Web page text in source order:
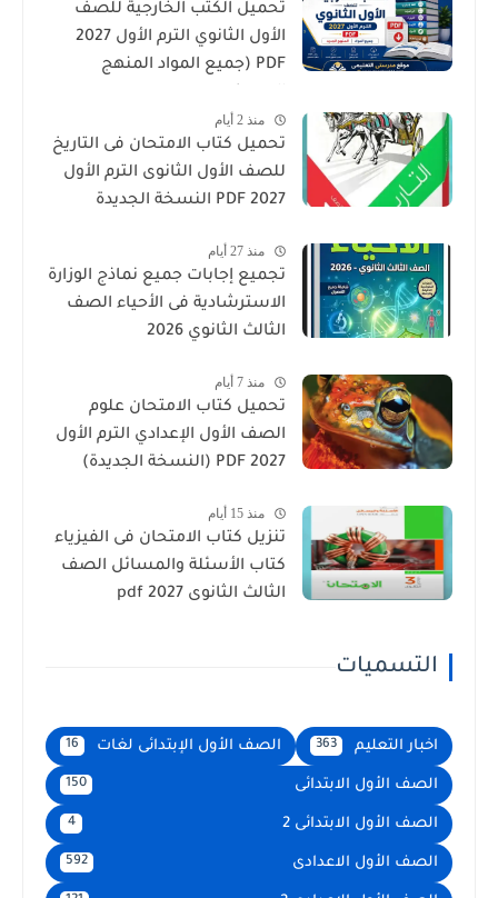
تحميل الكتب الخارجية للصف
الأول الثانوي الترم الأول 2027
PDF (جميع المواد المنهج
منذ 2 أيام
تحميل كتاب الامتحان فى التاريخ
للصف الأول الثانوى الترم الأول
2027 PDF النسخة الجديدة
منذ 27 أيام
تجميع إجابات جميع نماذج الوزارة
الاسترشادية فى الأحياء الصف
الثالث الثانوي 2026
منذ 7 أيام
تحميل كتاب الامتحان علوم
الصف الأول الإعدادي الترم الأول
2027 PDF (النسخة الجديدة)
منذ 15 أيام
تنزيل كتاب الامتحان فى الفيزياء
كتاب الأسئلة والمسائل الصف
الثالث الثانوى 2027 pdf
التسميات
اخبار التعليم 363 الصف الأول الإبتدائى لغات 16
الصف الأول الابتدائى 150
الصف الأول الابتدائى 2 4
الصف الأول الاعدادى 592